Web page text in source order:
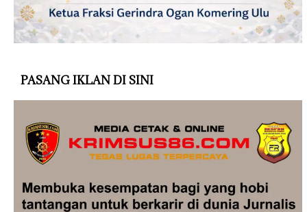
PASANG IKLAN DI SINI